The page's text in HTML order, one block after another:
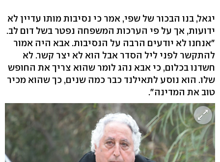
יגאל, בנו הבכור של שפי, אמר כי נסיבות מותו עדיין לא
ידועות, אך על פי הערכות המשפחה נפטר בשל דום לב.
"אנחנו לא יודעים הרבה על הנסיבות. אבא היה אמור
להתקשר לפני ליל הסדר אבל הוא לא יצר קשר. לא
חשדנו בכלום, כי אבא נהג לומר שהוא צריך את החופש
שלו. הוא נוסע לתאילנד כבר כמה שנים, כך שהוא מכיר
טוב את המדינה".